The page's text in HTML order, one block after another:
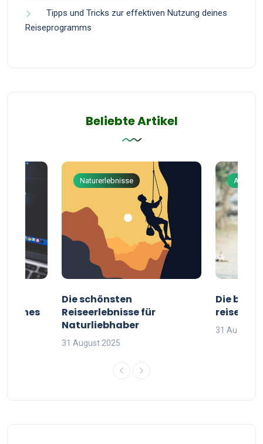
Tipps und Tricks zur effektiven Nutzung deines
Reiseprogramms
Beliebte Artikel
deines
Naturerlebnisse
Die schönsten
Reiseerlebnisse für
Naturliebhaber
31 August 2025
Die
reisende
31 August